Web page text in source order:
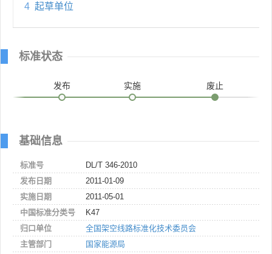
4 起草单位
标准状态
发布 实施 废止
基础信息
标准号
DL/T 346-2010
发布日期
2011-01-09
实施日期
2011-05-01
中国标准分类号
K47
归口单位
全国架空线路标准化技术委员会
主管部门
国家能源局